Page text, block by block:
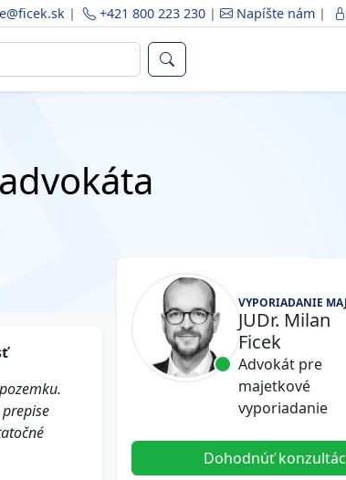
| +421 800 223 230 | Napíšte nám |
VYPORIADANIE
JUDr. Milan
Ficek
Advokát pre
majetkové
vyporiadanie
Dohodnúť